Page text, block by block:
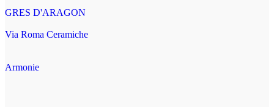
GRES D'ARAGON
Via Roma Ceramiche
Armonie